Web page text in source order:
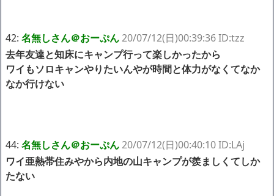
42: 名無しさん＠おーぷん20/07/12(日)00:39:36 ID:tzz
去年友達と知床にキャンプ行って楽しかったから
ワイもソロキャンやりたいんやが時間と体力がなくてなか
なか行けない
44: 名無しさん＠おーぷん20/07/12(日)00:40:10 ID:LAj
ワイ亜熱帯住みやから内地の山キャンプが羨ましくてしか
たない